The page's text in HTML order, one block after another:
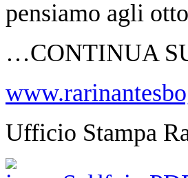
pensiamo agli
…CONTINUA
Ufficio Stampa